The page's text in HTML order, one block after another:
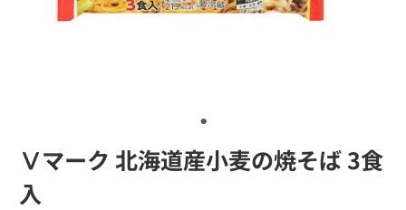
Ⅴマーク 北海道産小麦の焼そば 3食
入